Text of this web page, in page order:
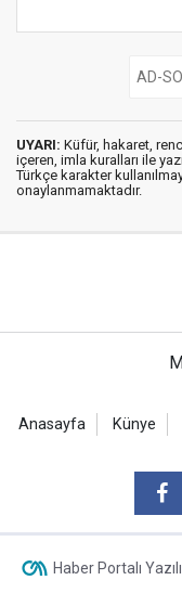
UYARI: Küfür, hakaret,
içeren, imla kuralları ile
Türkçe karakter
onaylanmamaktadır.
Anasayfa Künye
Haber Portalı